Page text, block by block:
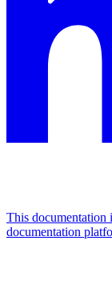
This documentation
documentation